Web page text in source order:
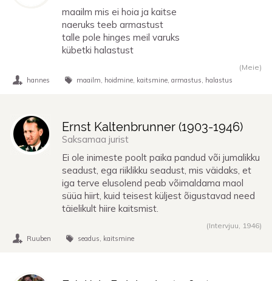
maailm mis ei hoia ja kaitse
naeruks teeb armastust
talle pole hinges meil varuks
kübetki halastust
(Meie)
hannes maailm hoidmine kaitsmine armastus halastus
Ernst Kaltenbrunner (1903-1946)
Saksamaa jurist
Ei ole inimeste poolt paika pandud või jumalikku
seadust, ega riiklikku seadust, mis väidaks, et
iga terve elusolend peab võimaldama maol
süüa hiirt, kuid teisest küljest õigustavad need
täielikult hiire kaitsmist.
(Intervjuu, 1946)
Ruuben seadus kaitsmine